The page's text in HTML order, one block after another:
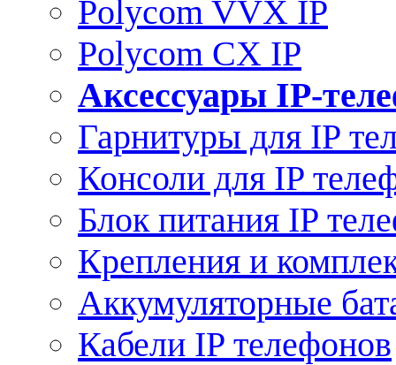
Polycom VVX IP
Polycom CX IP
Аксессуары IP-
Гарнитуры для IP
Консоли для IP
Блок питания IP
Крепления и
Аккумуляторные
Кабели IP телефонов